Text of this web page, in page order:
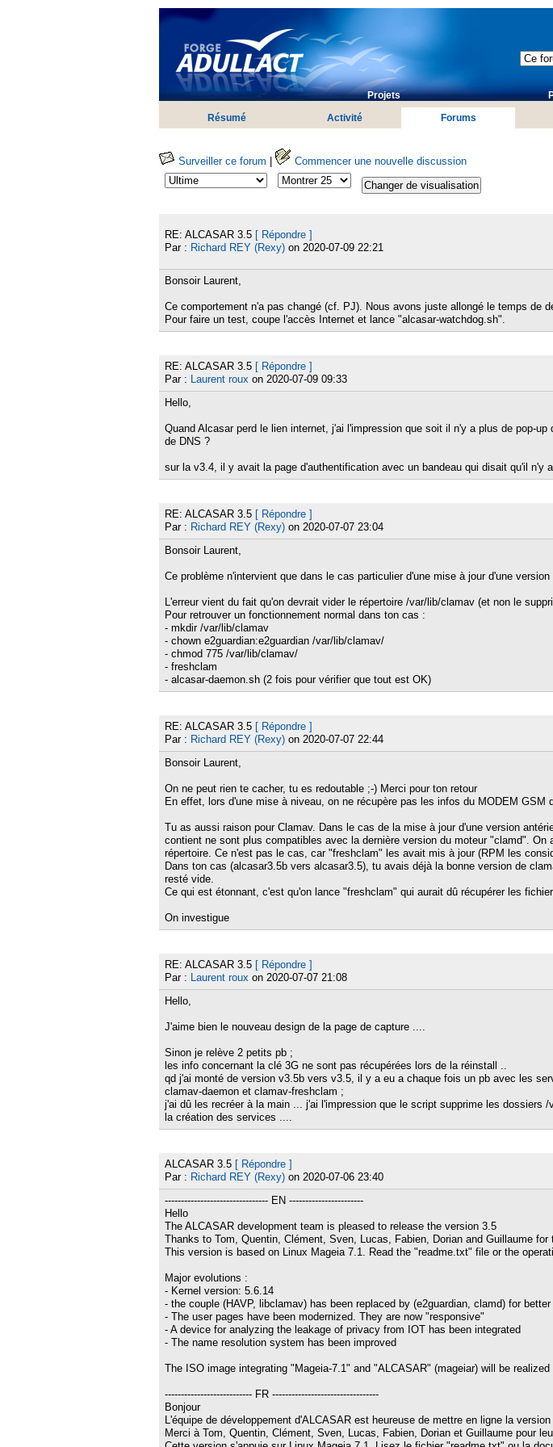
Projets
Résumé Activité Forums
Surveiller ce forum | Commencer une nouvelle discussion
RE: ALCASAR 3.5 [ Répondre ]
Par : Richard REY (Rexy)on 2020-07-09 22:21
Bonsoir Laurent,
Ce comportement n'a pas changé (cf. PJ). Nous avons juste allongé le temps de
Pour faire un test, coupe l'accès Internet et lance "alcasar-watchdog.sh".
RE: ALCASAR 3.5 [ Répondre ]
Par : Laurent roux on 2020-07-09 09:33
Hello,
Quand Alcasar perd le lien internet, j'ai l'impression que soit il n'y a plus de pop-
de DNS ?
sur la v3.4, il y avait la page d'authentification avec un bandeau qui disait qu'il n'y
RE: ALCASAR 3.5 [ Répondre ]
Par : Richard REY (Rexy)on 2020-07-07 23:04
Bonsoir Laurent,
Ce problème n'intervient que dans le cas particulier d'une mise à jour d'une version
L'erreur vient du fait qu'on devrait vider le répertoire /var/lib/clamav (et non le
Pour retrouver un fonctionnement normal dans ton cas :
- mkdir /var/lib/clamav
- chown e2guardian:e2guardian /var/lib/clamav/
- chmod 775 /var/lib/clamav/
- freshclam
- alcasar-daemon.sh (2 fois pour vérifier que tout est OK)
RE: ALCASAR 3.5 [ Répondre ]
Par : Richard REY (Rexy)on 2020-07-07 22:44
Bonsoir Laurent,
On ne peut rien te cacher, tu es redoutable ;-) Merci pour ton retour
En effet, lors d'une mise à niveau, on ne récupère pas les infos du MODEM GSM
Tu as aussi raison pour Clamav. Dans le cas de la mise à jour d'une version
contient ne sont plus compatibles avec la dernière version du moteur "clamd".
répertoire. Ce n'est pas le cas, car "freshclam" les avait mis à jour (RPM les
Dans ton cas (alcasar3.5b vers alcasar3.5), tu avais déjà la bonne version de
resté vide.
Ce qui est étonnant, c'est qu'on lance "freshclam" qui aurait dû récupérer les
On investigue
RE: ALCASAR 3.5 [ Répondre ]
Par : Laurent roux on 2020-07-07 21:08
Hello,
J'aime bien le nouveau design de la page de capture ....
Sinon je relève 2 petits pb ;
les info concernant la clé 3G ne sont pas récupérées lors de la réinstall ..
qd j'ai monté de version v3.5b vers v3.5, il y a eu a chaque fois un pb avec les
clamav-daemon et clamav-freshclam ;
j'ai dû les recréer à la main ... j'ai l'impression que le script supprime les
la création des services ....
ALCASAR 3.5 [ Répondre ]
Par : Richard REY (Rexy)on 2020-07-06 23:40
-------------------------------- EN -----------------------
Hello
The ALCASAR development team is pleased to release the version 3.5
Thanks to Tom, Quentin, Clément, Sven, Lucas, Fabien, Dorian and Guillaume for
This version is based on Linux Mageia 7.1. Read the "readme.txt" file or the
Major evolutions :
- Kernel version: 5.6.14
- the couple (HAVP, libclamav) has been replaced by (e2guardian, clamd) for
- The user pages have been modernized. They are now "responsive"
- A device for analyzing the leakage of privacy from IOT has been integrated
- The name resolution system has been improved
The ISO image integrating "Mageia-7.1" and "ALCASAR" (mageiar) will be realized
--------------------------- FR ---------------------------------
Bonjour
L'équipe de développement d'ALCASAR est heureuse de mettre en ligne la version
Merci à Tom, Quentin, Clément, Sven, Lucas, Fabien, Dorian et Guillaume pour